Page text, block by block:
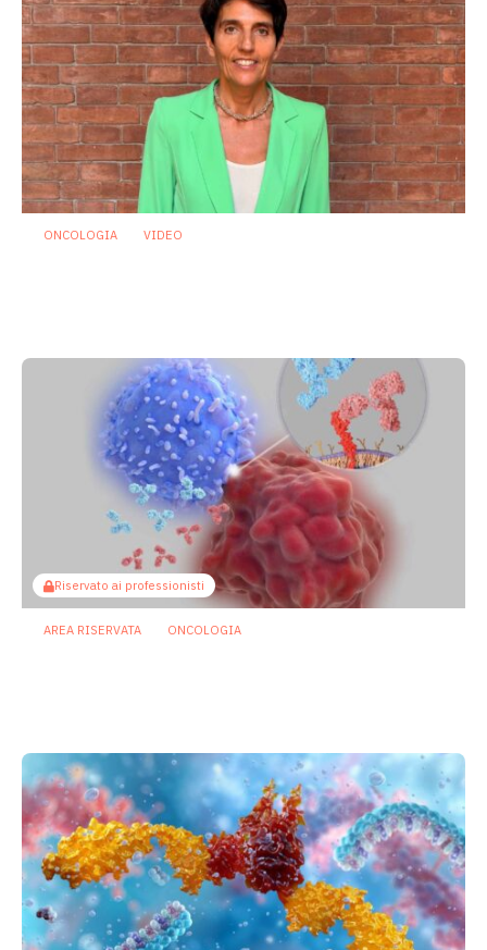
ONCOLOGIA VIDEO
Riservato ai professionisti
AREA RISERVATA ONCOLOGIA